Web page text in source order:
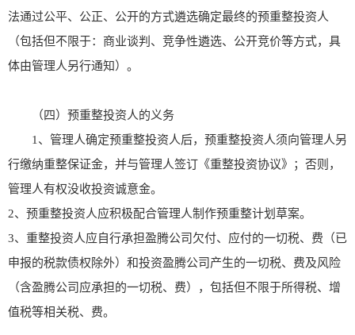
法通过公平、公正、公开的方式遴选确定最终的预重整投资人
（包括但不限于：商业谈判、竞争性遴选、公开竞价等方式，具
体由管理人另行通知）。
（四）预重整投资人的义务
1、管理人确定预重整投资人后，预重整投资人须向管理人另
行缴纳重整保证金，并与管理人签订《重整投资协议》；否则，
管理人有权没收投资诚意金。
2、预重整投资人应积极配合管理人制作预重整计划草案。
3、重整投资人应自行承担盈腾公司欠付、应付的一切税、费（已
申报的税款债权除外）和投资盈腾公司产生的一切税、费及风险
（含盈腾公司应承担的一切税、费），包括但不限于所得税、增
值税等相关税、费。